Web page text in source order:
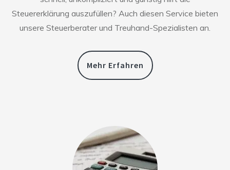
Steuererklärung auszufüllen? Auch diesen Service bieten
unsere Steuerberater und Treuhand-Spezialisten an.
Mehr Erfahren